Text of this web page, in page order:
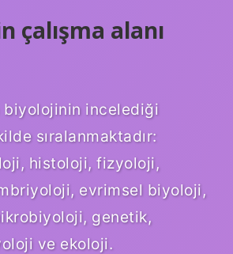
çalışma alanı
biyolojinin incelediği
sıralanmaktadır:
histoloji, fizyoloji,
evrimsel biyoloji,
genetik,
ve ekoloji.